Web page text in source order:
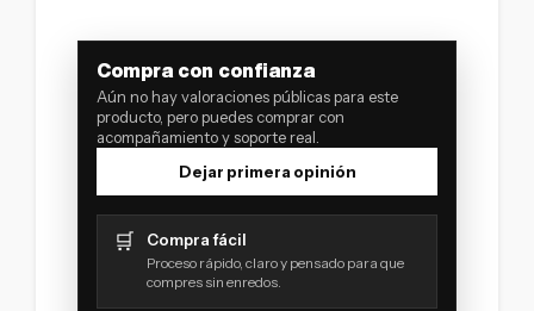
Compra con confianza
Aún no hay valoraciones públicas para este
producto, pero puedes comprar con
acompañamiento y soporte real.
Dejar primera opinión
🛒 Compra fácil
Proceso rápido, claro y pensado para que
compres sin enredos.